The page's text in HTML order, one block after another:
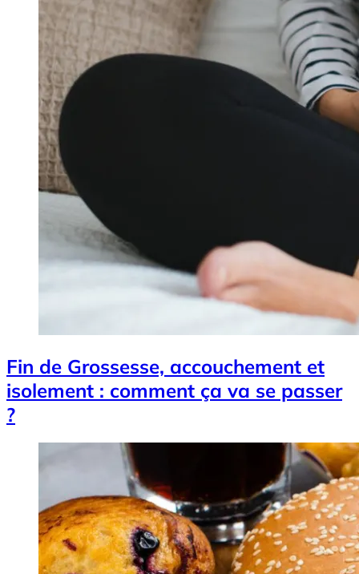
Fin de Grossesse, accouchement et
isolement : comment ça va se passer
?